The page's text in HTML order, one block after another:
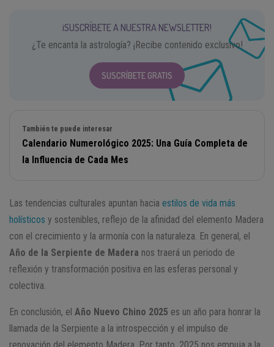
¡SUSCRÍBETE A NUESTRA NEWSLETTER!
¿Te encanta la astrología? ¡Recibe contenido exclusivo!
SUSCRÍBETE GRATIS
También te puede interesar
Calendario Numerológico 2025: Una Guía Completa de
la Influencia de Cada Mes
Las tendencias culturales apuntan hacia estilos de vida más
holísticos y sostenibles, reflejo de la afinidad del elemento Madera
con el crecimiento y la armonía con la naturaleza. En general, el
Año de la Serpiente de Madera nos traerá un periodo de
reflexión y transformación positiva en las esferas personal y
colectiva.
En conclusión, el Año Nuevo Chino 2025 es un año para honrar la
llamada de la Serpiente a la introspección y el impulso de